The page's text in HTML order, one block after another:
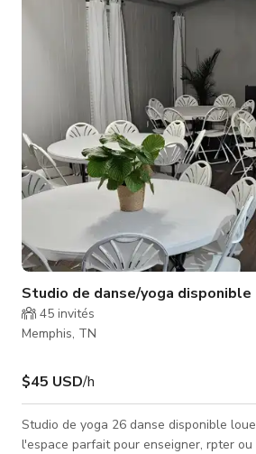
cuisine de préparation avec évier,
ondes. Parking ouvert avec beaucoup
Studio de danse/yoga disponible
45 invités
Memphis, TN
$45 USD/h
Studio de yoga 26 danse disponible louer Vous cherchez
l'espace parfait pour enseigner, rpter